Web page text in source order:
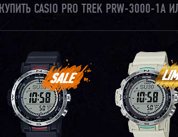
КУПИТЬ CASIO PRO TREK PRW-3000-